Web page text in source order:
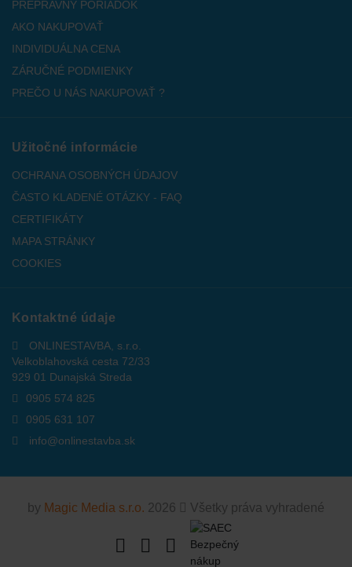
PREPRAVNÝ PORIADOK
AKO NAKUPOVAŤ
INDIVIDUÁLNA CENA
ZÁRUČNÉ PODMIENKY
PREČO U NÁS NAKUPOVAŤ ?
Užitočné informácie
OCHRANA OSOBNÝCH ÚDAJOV
ČASTO KLADENÉ OTÁZKY - FAQ
CERTIFIKÁTY
MAPA STRÁNKY
COOKIES
Kontaktné údaje
ONLINESTAVBA, s.r.o.
Velkoblahovská cesta 72/33
929 01 Dunajská Streda
0905 574 825
0905 631 107
info@onlinestavba.sk
by Magic Media s.r.o. 2026 Všetky práva vyhradené